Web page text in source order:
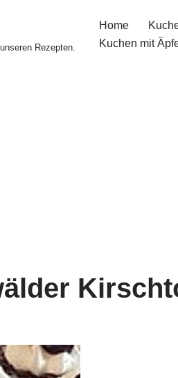
Rezepten.
Home
Kuchen mit